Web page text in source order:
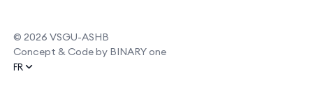
© 2026 VSGU-ASHB
Concept & Code by BINARY one
FR